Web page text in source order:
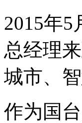
2015年
总经理
城市、
作为国